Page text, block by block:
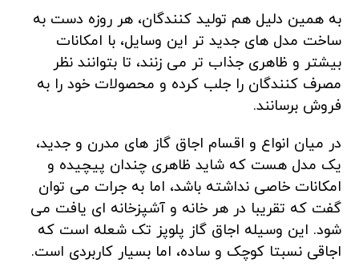
به همین دلیل هم تولید کنندگان، هر روزه دست به
ساخت مدل های جدید تر این وسایل، با امکانات
بیشتر و ظاهری جذاب تر می زنند، تا بتوانند نظر
مصرف کنندگان را جلب کرده و محصولات خود را به
فروش برسانند.
در میان انواع و اقسام اجاق گاز های مدرن و جدید،
یک مدل هست که شاید ظاهری چندان پیچیده و
امکانات خاصی نداشته باشد، اما به جرات می توان
گفت که تقریبا در هر خانه و آشپزخانه ای یافت می
شود. این وسیله اجاق گاز پلوپز تک شعله است که
اجاقی نسبتا کوچک و ساده، اما بسیار کاربردی است.